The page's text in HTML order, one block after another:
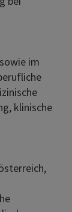
im
klinische